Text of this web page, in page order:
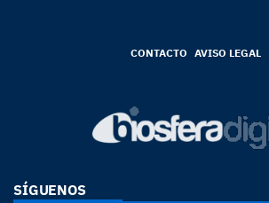
CONTACTO AVISO LEGAL
SÍGUENOS